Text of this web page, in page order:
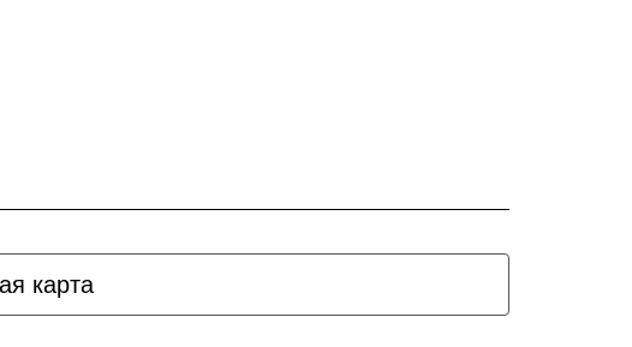
карта